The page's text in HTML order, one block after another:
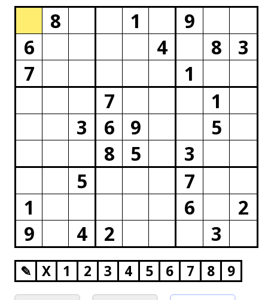
8 1
9
6
4 8
3
7
1
7
1
3
6 9
5
8
5
3
5
7
1
6
2
9
4 2 3
✎ X 1 2 3 4 5 6 7 8 9